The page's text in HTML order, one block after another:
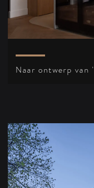
Naar ontwerp van